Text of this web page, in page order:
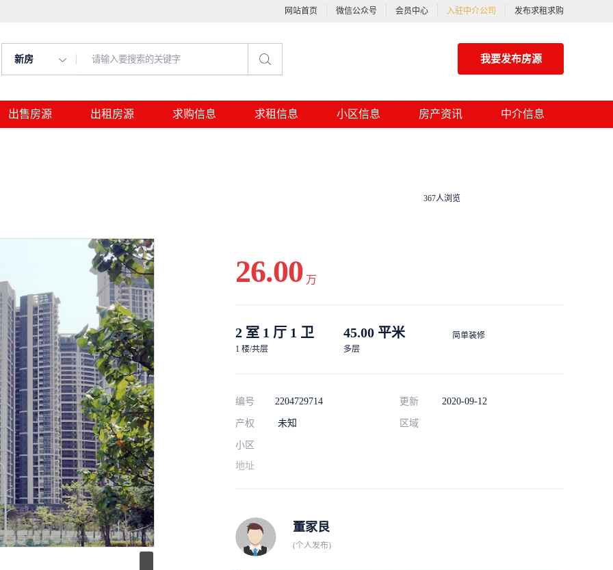
网站首页 微信公众号 会员中心 入驻中介公司 发布求租求购
新房 我要发布房源
出售房源 出租房源 求购信息 求租信息 小区信息 房产资讯 中介信息
367人浏览
26.00 万
2 室 1 厅 1 卫
1 楼/共层
45.00 平米
多层
简单装修
编号 2204729714 更新 2020-09-12
产权 未知 区域
小区
地址
董家良
(个人发布)